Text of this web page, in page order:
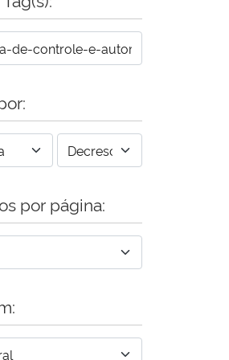
por página: